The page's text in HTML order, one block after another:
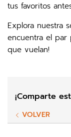
tus favoritos
Explora nuestra
encuentra el
que vuelan!
¡Comparte
VOLVER